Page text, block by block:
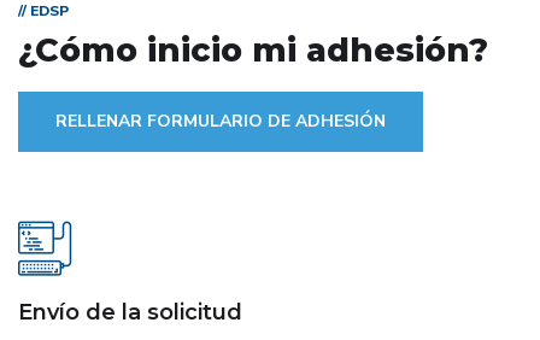
// EDSP
¿Cómo inicio mi adhesión?
RELLENAR FORMULARIO DE ADHESIÓN
Envío de la solicitud